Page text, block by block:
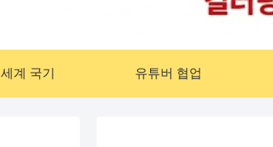
세계 국기 유튜버 협업